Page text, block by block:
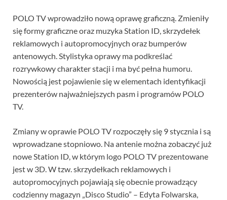
POLO TV wprowadziło nową oprawę graficzną. Zmieniły
się formy graficzne oraz muzyka Station ID, skrzydełek
reklamowych i autopromocyjnych oraz bumperów
antenowych. Stylistyka oprawy ma podkreślać
rozrywkowy charakter stacji i ma być pełna humoru.
Nowością jest pojawienie się w elementach identyfikacji
prezenterów najważniejszych pasm i programów POLO
TV.
Zmiany w oprawie POLO TV rozpoczęły się 9 stycznia i są
wprowadzane stopniowo. Na antenie można zobaczyć już
nowe Station ID, w którym logo POLO TV prezentowane
jest w 3D. W tzw. skrzydełkach reklamowych i
autopromocyjnych pojawiają się obecnie prowadzący
codzienny magazyn „Disco Studio” – Edyta Folwarska,